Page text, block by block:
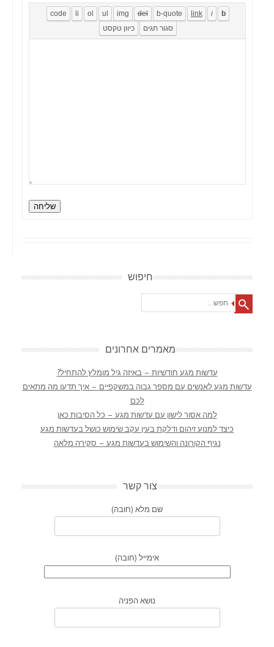
שליחה
חיפוש
מאמרים אחרונים
עדשות מגע חודשיות – באיזה גיל מומלץ להתחיל?
עדשות מגע לאנשים עם מספר גבוה במשקפיים – איך תדעו מה מתאים
לכם
למה אסור לישון עם עדשות מגע – כל הסיבות כאן
כיצד למנוע זיהום ודלקת בעין עקב שימוש כושל בעדשות מגע
נגיף הקורונה והשימוש בעדשות מגע – סקירה מלאה
צור קשר
שם מלא (חובה)
אימייל (חובה)
נושא הפניה